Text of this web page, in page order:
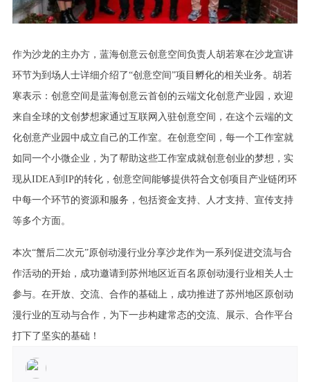
作为沙龙的主办方，蓝海创意云创意空间负责人胡若寒在沙龙宣讲
环节为到场人士详细介绍了“创意空间”项目孵化的相关业务。胡若
寒表示：创意空间是蓝海创意云首创的云端文化创意产业园，欢迎
来自全球的文创梦想家通过互联网入驻创意空间，在这个云端的文
化创意产业园中成立自己的工作室。在创意空间，每一个工作室就
如同一个小微企业，为了帮助这些工作室成就创意创业的梦想，实
现从IDEA到IP的转化，创意空间能够提供符合文创项目产业链闭环
中每一个环节的资源和服务，包括资金支持、人才支持、宣传支持
等多个方面。
本次“蟹后二次元”原创动漫行业分享沙龙作为一系列促进交流与合
作活动的开始，成功邀请到苏州地区近百名原创动漫行业相关人士
参与。在开放、交流、合作的基础上，成功推进了苏州地区原创动
漫行业的互动与合作，为下一步构建常态的交流、展示、合作平台
打下了坚实的基础！